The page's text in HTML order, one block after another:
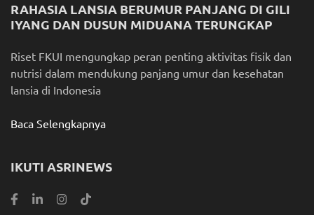
RAHASIA LANSIA BERUMUR PANJANG DI GILI
IYANG DAN DUSUN MIDUANA TERUNGKAP
Riset FKUI mengungkap peran penting aktivitas fisik dan
nutrisi dalam mendukung panjang umur dan kesehatan
lansia di Indonesia
Baca Selengkapnya
IKUTI ASRINEWS